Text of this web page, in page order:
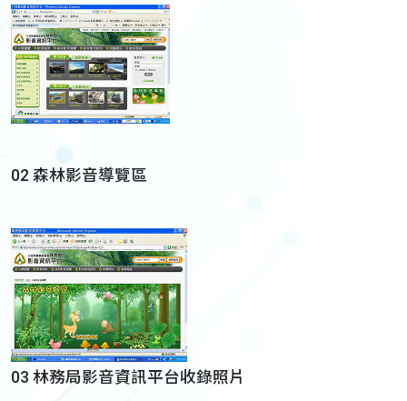
02 森林影音導覽區
03 林務局影音資訊平台收錄照片